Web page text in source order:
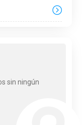
sin ningún